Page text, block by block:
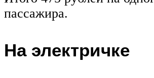
пассажира.
На электричке